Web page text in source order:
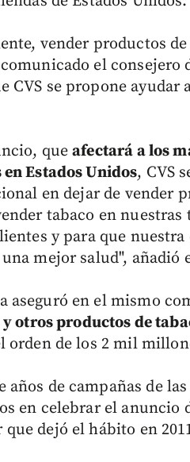
vender productos
el consejero
CVS se propone
queafectará a los
Estados Unidos, CVS
en dejar de vender
tabaco en
y para que
mejor salud", añadió
aseguró en el mismo
otros productos de
orden de los 2 mil
años de campañas de
en celebrar el anuncio
dejó el hábito en